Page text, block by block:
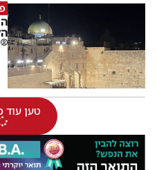
טען עוד